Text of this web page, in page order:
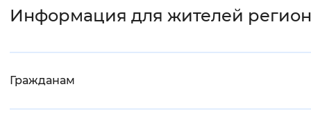
Информация для жителей
Гражданам